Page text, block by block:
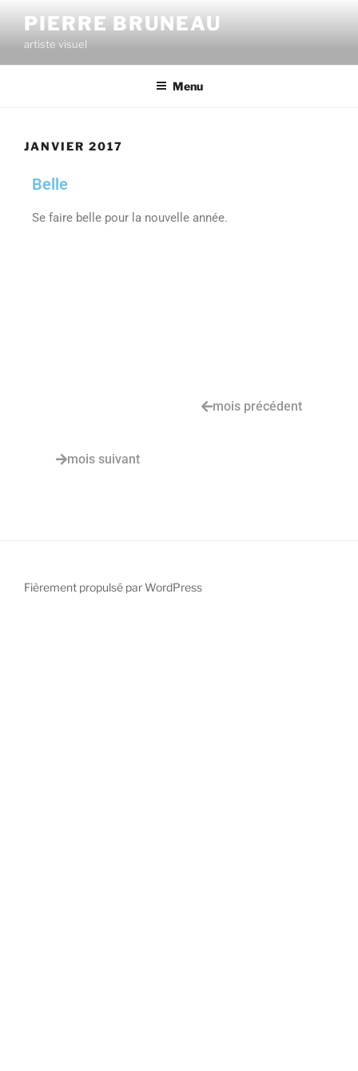
PIERRE BRUNEAU
artiste visuel
Menu
JANVIER 2017
Belle
Se faire belle pour la nouvelle année.
mois précédent
mois suivant
Fièrement propulsé par WordPress